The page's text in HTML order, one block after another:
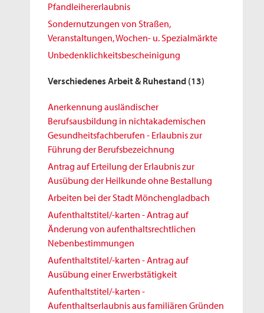
Pfandleihererlaubnis
Sondernutzungen von Straßen,
Veranstaltungen, Wochen- u. Spezialmärkte
Unbedenklichkeitsbescheinigung
Verschiedenes Arbeit & Ruhestand (13)
Anerkennung ausländischer
Berufsausbildung in nichtakademischen
Gesundheitsfachberufen - Erlaubnis zur
Führung der Berufsbezeichnung
Antrag auf Erteilung der Erlaubnis zur
Ausübung der Heilkunde ohne Bestallung
Arbeiten bei der Stadt Mönchengladbach
Aufenthaltstitel/-karten - Antrag auf
Änderung von aufenthaltsrechtlichen
Nebenbestimmungen
Aufenthaltstitel/-karten - Antrag auf
Ausübung einer Erwerbstätigkeit
Aufenthaltstitel/-karten -
Aufenthaltserlaubnis aus familiären Gründen